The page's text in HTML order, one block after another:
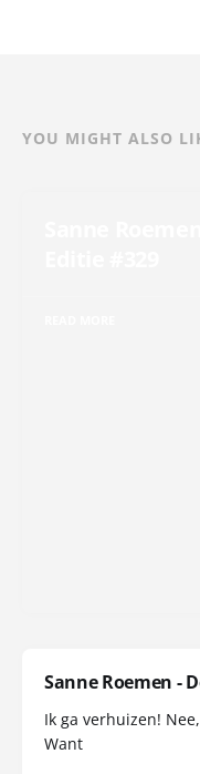
YOU MIGHT ALSO
Sanne Roemen -
Ik ga verhuizen!
Want